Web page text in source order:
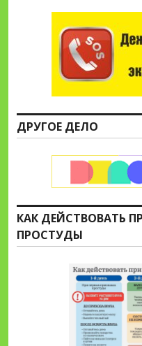
ДРУГОЕ ДЕЛО
КАК ДЕЙСТВОВАТЬ
ПРОСТУДЫ